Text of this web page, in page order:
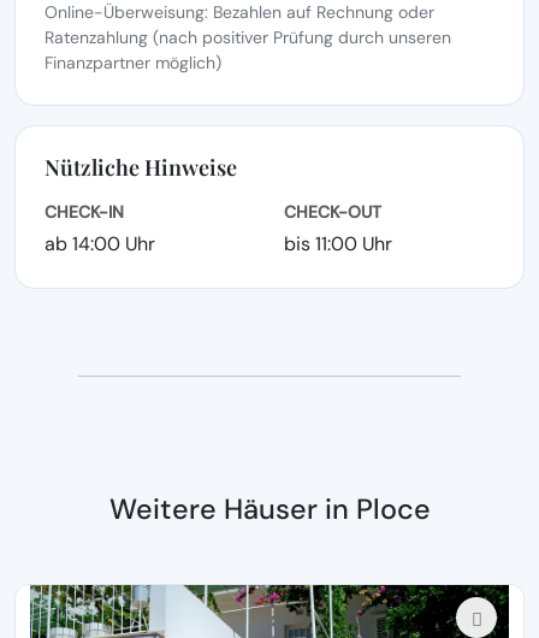
Online-Überweisung: Bezahlen auf Rechnung oder
Ratenzahlung (nach positiver Prüfung durch unseren
Finanzpartner möglich)
Nützliche Hinweise
CHECK-IN
ab 14:00 Uhr
CHECK-OUT
bis 11:00 Uhr
Weitere Häuser in Ploce